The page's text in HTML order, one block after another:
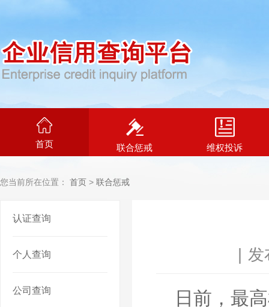
首页 联合惩戒 维权投诉
您当前所在位置： 首页 > 联合惩戒
认证查询
个人查询
公司查询
发
日前，最高